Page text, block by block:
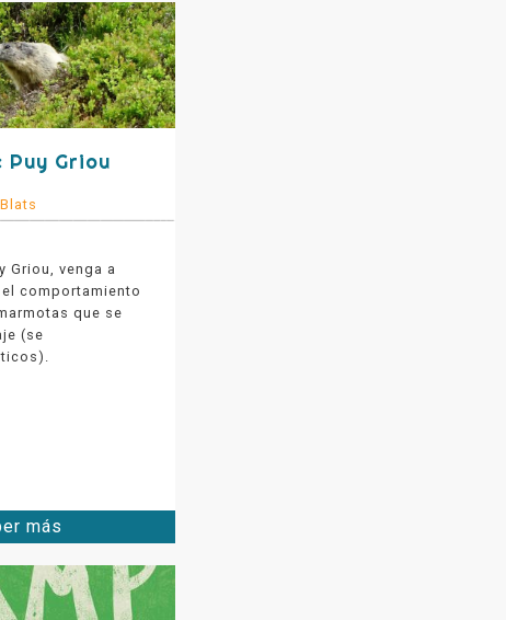
Puy Griou
Griou, venga a
comportamiento
que se
(se
más